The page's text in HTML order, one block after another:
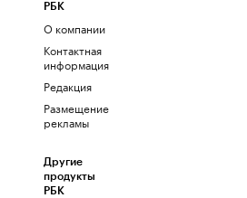
РБК
О компании
Контактная
информация
Редакция
Размещение
рекламы
Другие
продукты
РБК